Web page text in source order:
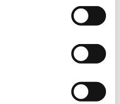
Orientierung
einen